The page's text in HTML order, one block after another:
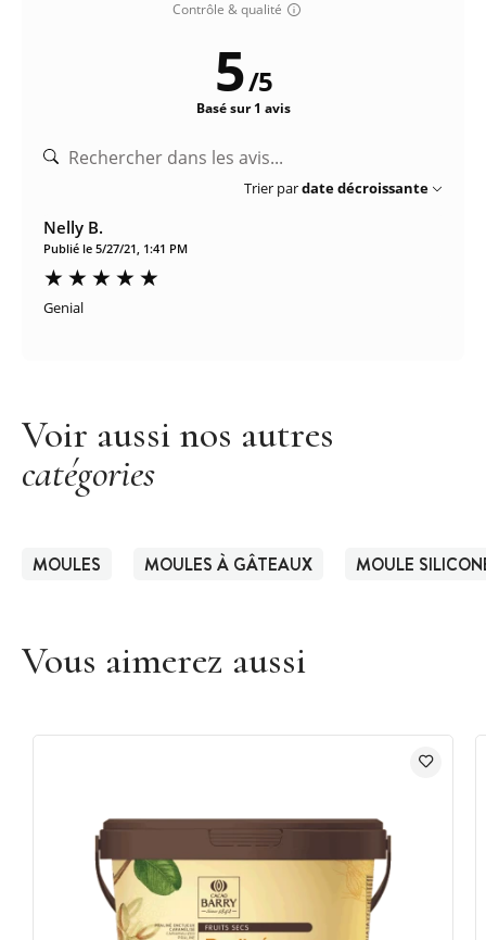
Contrôle & qualité
5/5
Basé sur 1 avis
Trier pardate décroissante
Nelly B.
Publié le 5/27/21, 1:41 PM
Genial
Voir aussi nos autres
catégories
MOULES MOULES À GÂTEAUX MOULE
Vous aimerez aussi